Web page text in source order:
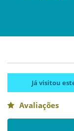
Já visitou
Avaliações